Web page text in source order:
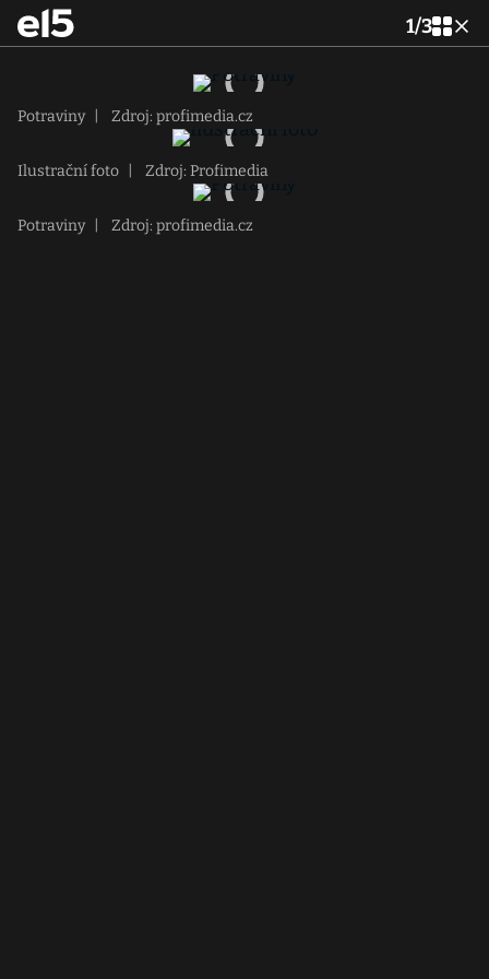
1/3
Potraviny Zdroj: profimedia.cz
Ilustrační foto Zdroj: Profimedia
Potraviny Zdroj: profimedia.cz